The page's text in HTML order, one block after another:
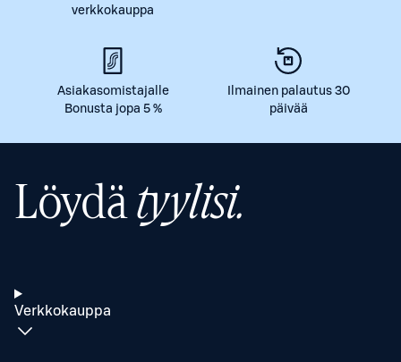
verkkokauppa
Asiakasomistajalle
Bonusta jopa 5 %
Ilmainen palautus 30
päivää
Löydätyylisi.
Verkkokauppa